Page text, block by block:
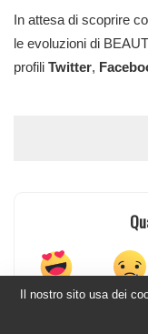
In attesa di scoprire
le evoluzioni di
profili Twitter,
Il nostro sito usa dei